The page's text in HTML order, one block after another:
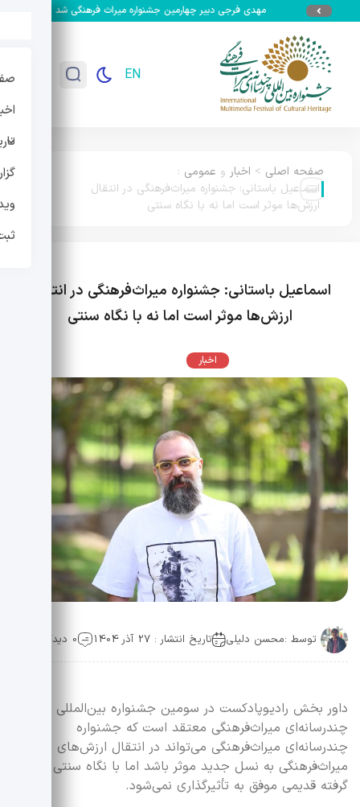
مهدی فرجی دبیر چهارمین جشنواره میراث فرهنگی شد
EN
صفحه اصلی > اخبار و عمومی :
اسماعیل باستانی: جشنواره میراث‌فرهنگی در انتقال
ارزش‌ها موثر است اما نه با نگاه سنتی
اسماعیل باستانی: جشنواره میراث‌فرهنگی در انتقال
ارزش‌ها موثر است اما نه با نگاه سنتی
اخبار
توسط :محسن دلیلی تاریخ انتشار : 27 آذر 1404 0 دیدگاه
داور بخش رادیوپادکست در سومین جشنواره بین‌المللی
چندرسانه‌ای میراث‌فرهنگی معتقد است که جشنواره
چندرسانه‌ای میراث‌فرهنگی می‌تواند در انتقال ارزش‌های
میراث‌فرهنگی به نسل جدید موثر باشد اما با نگاه سنتی و خاک
گرفته قدیمی موفق به تأثیرگذاری نمی‌شود.